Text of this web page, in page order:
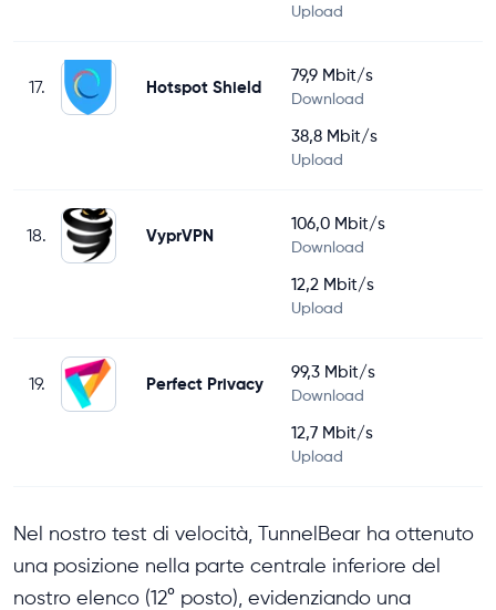
Upload
17. Hotspot Shield
79,9 Mbit/s
Download
38,8 Mbit/s
Upload
18. VyprVPN
106,0 Mbit/s
Download
12,2 Mbit/s
Upload
19. Perfect Privacy
99,3 Mbit/s
Download
12,7 Mbit/s
Upload
Nel nostro test di velocità, TunnelBear ha ottenuto
una posizione nella parte centrale inferiore del
nostro elenco (12° posto), evidenziando una